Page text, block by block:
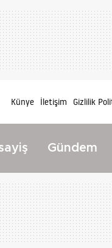
Künye İletişim Gizlilik
Gündem